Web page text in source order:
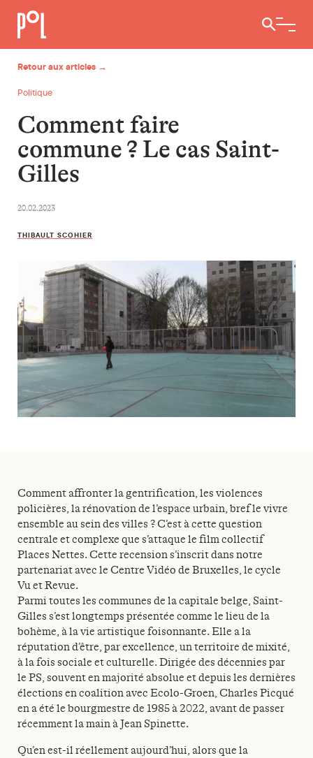
Ouvrir /
Retour aux articles →
Politique
Comment faire
commune ? Le cas Saint-
Gilles
20.02.2023
THIBAULT SCOHIER
Comment affronter la gentrification, les violences
policières, la rénovation de l’espace urbain, bref le vivre
ensemble au sein des villes ? C’est à cette question
centrale et complexe que s’attaque le film collectif
Places Nettes. Cette recension s’inscrit dans notre
partenariat avec le Centre Vidéo de Bruxelles, le cycle
Vu et Revue.
Parmi toutes les communes de la capitale belge, Saint-
Gilles s’est longtemps présentée comme le lieu de la
bohème, à la vie artistique foisonnante. Elle a la
réputation d’être, par excellence, un territoire de mixité,
à la fois sociale et culturelle. Dirigée des décennies par
le PS, souvent en majorité absolue et depuis les dernières
élections en coalition avec Ecolo-Groen, Charles Picqué
en a été le bourgmestre de 1985 à 2022, avant de passer
récemment la main à Jean Spinette.
Qu’en est-il réellement aujourd’hui, alors que la